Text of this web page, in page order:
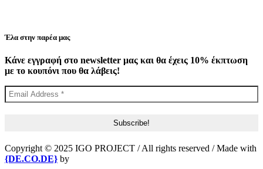
Έλα στην παρέα μας
Κάνε εγγραφή στο newsletter μας και θα έχεις 10% έκπτωση
με το κουπόνι που θα λάβεις!
Copyright © 2025 IGO PROJECT / All rights reserved / Made with
{DE.CO.DE} by